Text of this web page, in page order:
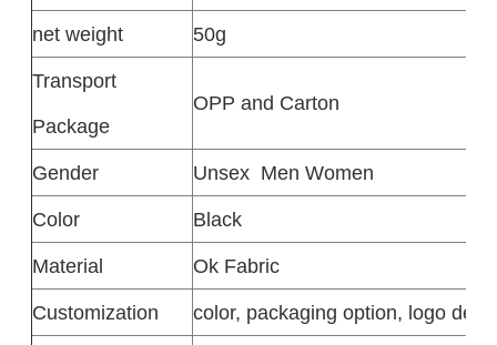
net weight
50g
Transport
Package
OPP and Carton
Gender Unsex Men Women
Color
Black
Material
Ok Fabric
Customization
color, packaging option, logo